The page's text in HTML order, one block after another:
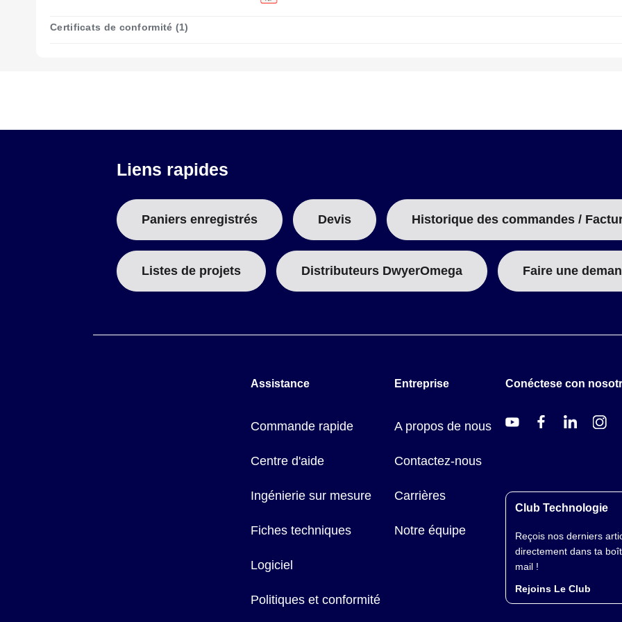
Certificats de conformité (1)
Liens rapides
Paniers enregistrés Devis Historique des commandes /
Listes de projets Distributeurs DwyerOmega Faire une
Assistance
Commande rapide
Centre d'aide
Ingénierie sur mesure
Fiches techniques
Logiciel
Politiques et conformité
Entreprise
A propos de nous
Contactez-nous
Carrières
Notre équipe
Conéctese con
Club Technologie
Reçois nos derniers
directement dans ta
mail !
Rejoins Le Club